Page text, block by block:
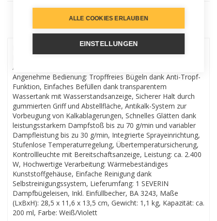
Menu
Der eifrige Haushaltshelfer: Besonders gleitfähiges
Dampfbügeleisen mit keramikbeschichteter Bügelsohle und
Antihaft-Effekt – Ideal zum Dampf- und Trockenbügeln,
Angenehme Bedienung: Tropffreies Bügeln dank Anti-Tropf-
Funktion, Einfaches Befüllen dank transparentem
Wassertank mit Wasserstandsanzeige, Sicherer Halt durch
gummierten Griff und Abstellfläche, Antikalk-System zur
Vorbeugung von Kalkablagerungen, Schnelles Glätten dank
leistungsstarkem Dampfstoß bis zu 70 g/min und variabler
Dampfleistung bis zu 30 g/min, Integrierte Sprayeinrichtung,
Stufenlose Temperaturregelung, Übertemperatursicherung,
Kontrollleuchte mit Bereitschaftsanzeige, Leistung: ca. 2.400
W, Hochwertige Verarbeitung: Wärmebeständiges
Kunststoffgehäuse, Einfache Reinigung dank
Selbstreinigungssystem, Lieferumfang: 1 SEVERIN
Dampfbügeleisen, Inkl. Einfüllbecher, BA 3243, Maße
(LxBxH): 28,5 x 11,6 x 13,5 cm, Gewicht: 1,1 kg, Kapazität: ca.
200 ml, Farbe: Weiß/Violett
ALLE COOKIES ERLAUBEN
EINSTELLUNGEN